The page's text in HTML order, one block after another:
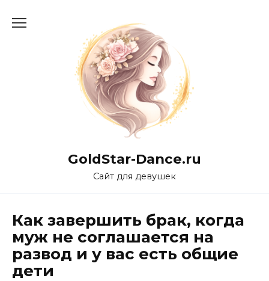
GoldStar-Dance.ru
Сайт для девушек
Как завершить брак, когда
муж не соглашается на
развод и у вас есть общие
дети